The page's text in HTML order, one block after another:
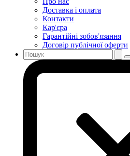
Доставка і оплата
Контакти
Кар'єра
Гарантійні зобов'язання
Договір публічної оферти